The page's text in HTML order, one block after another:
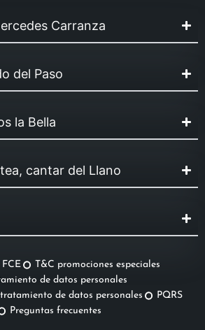
Carranza
del Paso
la Bella
cantar del Llano
T&C promociones especiales
de datos personales
de datos personales
PQRS
Preguntas frecuentes